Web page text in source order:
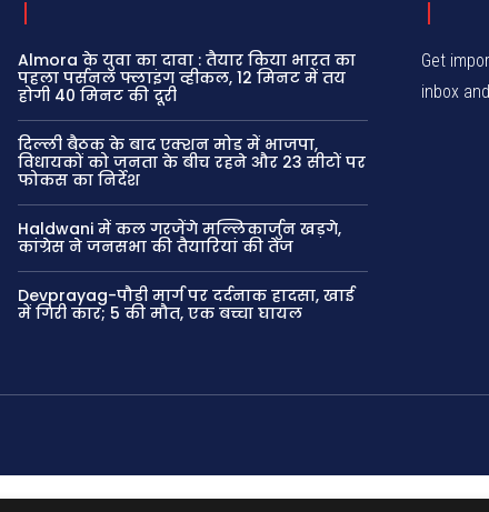
Almora के युवा का दावा : तैयार किया भारत का
पहला पर्सनल फ्लाइंग व्हीकल, 12 मिनट में तय
होगी 40 मिनट की दूरी
दिल्ली बैठक के बाद एक्शन मोड में भाजपा,
विधायकों को जनता के बीच रहने और 23 सीटों पर
फोकस का निर्देश
Haldwani में कल गरजेंगे मल्लिकार्जुन खड़गे,
कांग्रेस ने जनसभा की तैयारियां की तेज
Devprayag-पौड़ी मार्ग पर दर्दनाक हादसा, खाई
में गिरी कार; 5 की मौत, एक बच्चा घायल
Get
inbox